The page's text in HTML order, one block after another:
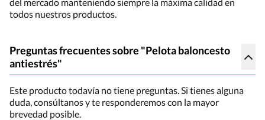
todos nuestros productos.
Preguntas frecuentes sobre "Pelota baloncesto
antiestrés"
Este producto todavía no tiene preguntas. Si tienes alguna
duda, consúltanos y te responderemos con la mayor
brevedad posible.